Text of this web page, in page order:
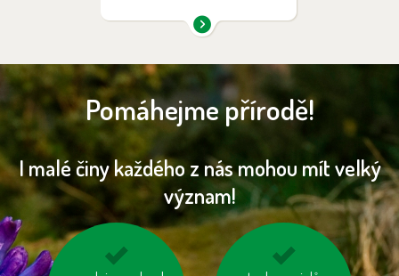
Pomáhejme přírodě!
I malé činy každého z nás mohou mít velký
význam!